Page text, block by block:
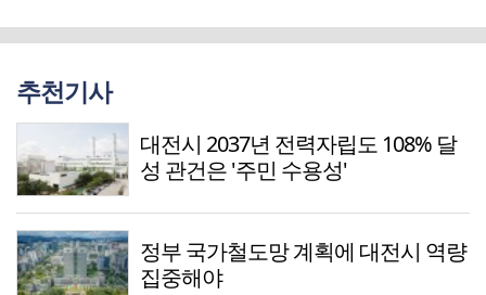
추천기사
대전시 2037년 전력자립도 108% 달
성 관건은 '주민 수용성'
정부 국가철도망 계획에 대전시 역량
집중해야